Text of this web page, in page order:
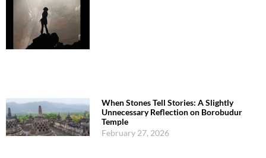
When Stones Tell Stories: A Slightly
Unnecessary Reflection on Borobudur
Temple
February 27, 2026